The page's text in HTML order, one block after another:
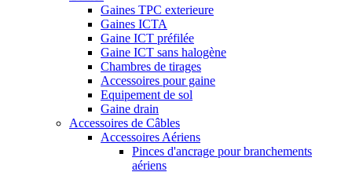
Gaines TPC exterieure
Gaines ICTA
Gaine ICT préfilée
Gaine ICT sans halogène
Chambres de tirages
Accessoires pour gaine
Equipement de sol
Gaine drain
Accessoires de Câbles
Accessoires Aériens
Pinces d'ancrage pour branchements
aériens